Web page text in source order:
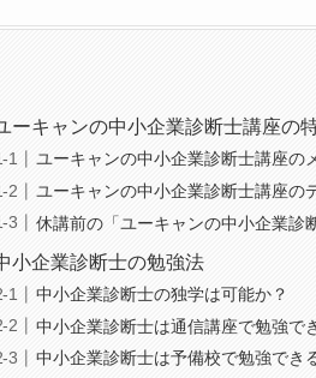
ーキャンの中小企業診断士講座の
ユーキャンの中小企業診断士講座の
ユーキャンの中小企業診断士講座の
休講前の「ユーキャンの中小企業診
小企業診断士の勉強法
中小企業診断士の独学は可能か？
中小企業診断士は通信講座で勉強で
中小企業診断士は予備校で勉強でき